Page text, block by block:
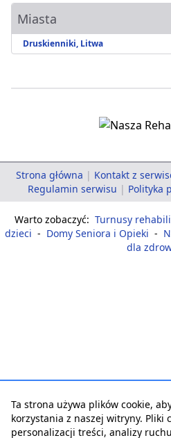
Miasta
Druskienniki, Litwa
Strona główna | Kontakt z
Regulamin serwisu | Polityka
Warto zobaczyć: Turnusy
dzieci - Domy Seniora i Opieki -
dla
Ta strona używa plików cookie,
korzystania z naszej witryny. Pliki
personalizacji treści, analizy